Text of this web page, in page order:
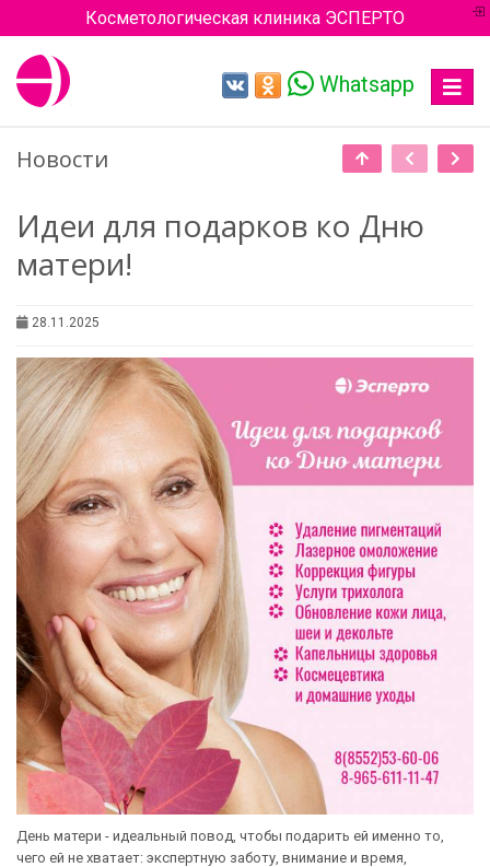
Косметологическая клиника ЭСПЕРТО
Toggle
Whatsapp
Новости
Идеи для подарков ко Дню
матери!
28.11.2025
День матери - идеальный повод, чтобы подарить ей именно то,
чего ей не хватает: экспертную заботу, внимание и время,